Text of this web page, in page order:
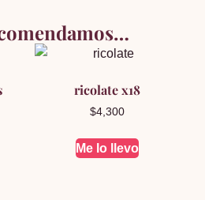
ricolate x18
$4,300
Me lo llevo